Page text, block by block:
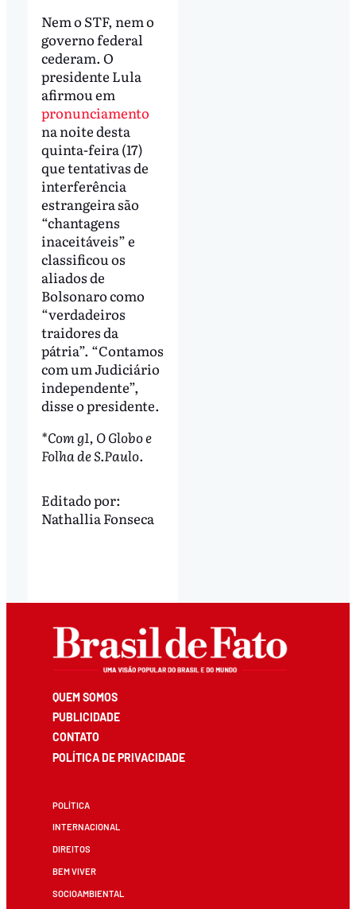
Nem o STF, nem o
governo federal
cederam. O
presidente Lula
afirmou em
pronunciamento
na noite desta
quinta-feira (17)
que tentativas de
interferência
estrangeira são
“chantagens
inaceitáveis” e
classificou os
aliados de
Bolsonaro como
“verdadeiros
traidores da
pátria”. “Contamos
com um Judiciário
independente”,
disse o presidente.
*Com g1, O Globo e
Folha de S.Paulo.
Editado por:
Nathallia Fonseca
QUEM SOMOS
PUBLICIDADE
CONTATO
POLÍTICA DE PRIVACIDADE
POLÍTICA
INTERNACIONAL
DIREITOS
BEM VIVER
SOCIOAMBIENTAL